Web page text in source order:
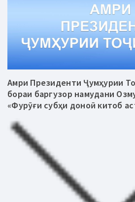
Амри Президенти Ҷумҳурии
бораи баргузор намудани
«Фурӯғи субҳи доноӣ китоб